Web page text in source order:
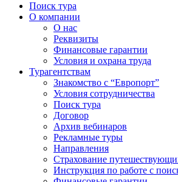
Поиск тура
О компании
О нас
Реквизиты
Финансовые гарантии
Условия и охрана труда
Турагентствам
Знакомство с “Европорт”
Условия сотрудничества
Поиск тура
Договор
Архив вебинаров
Рекламные туры
Направления
Страхование
Инструкция по работе с